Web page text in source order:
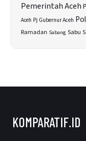
Pemerintah Aceh
Aceh Pj Gubernur Aceh
Ramadan Sabang Sabu
KOMPARATIF.ID